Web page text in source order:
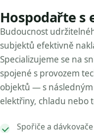
Hospodařte s
Budoucnost
subjektů efektivně
Specializujeme se na
spojené s provozem
objektů — s
elektřiny, chladu nebo
Spořiče a